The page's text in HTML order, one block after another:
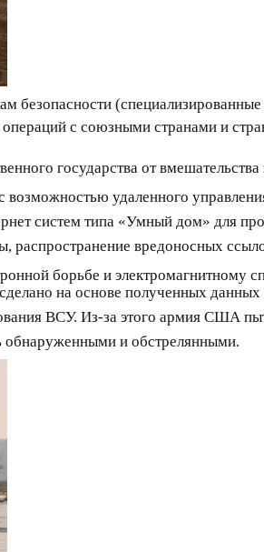
безопасности
с союзными странами и
государства от
удаленного
систем типа «Умный дом» для
распространение вредоносных
борьбе и электромагнитному
на основе полученных
ВСУ. Из-за этого армия США
обнаруженными и обстрелянными.